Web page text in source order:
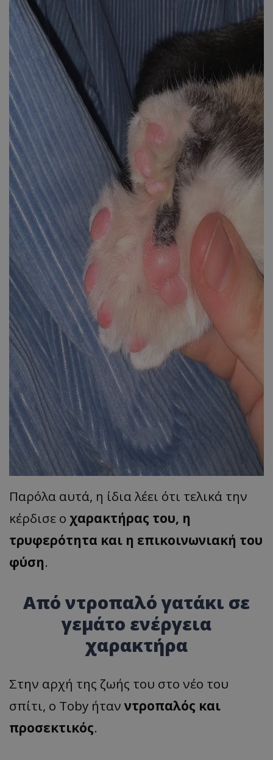
Παρόλα αυτά, η ίδια λέει ότι τελικά την
κέρδισε ο χαρακτήρας του, η
τρυφερότητα και η επικοινωνιακή του
φύση.
Από ντροπαλό γατάκι σε
γεμάτο ενέργεια
χαρακτήρα
Στην αρχή της ζωής του στο νέο του
σπίτι, ο Toby ήτανντροπαλός και
προσεκτικός.